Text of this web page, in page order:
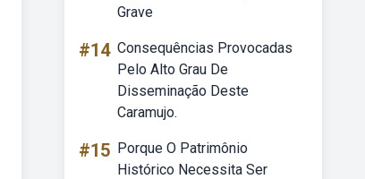
Grave
#14 Consequências Provocadas
Pelo Alto Grau De
Disseminação Deste
Caramujo.
#15 Porque O Patrimônio
Histórico Necessita Ser